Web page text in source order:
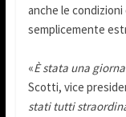
anche le
semplicemente
«È stata una
Scotti, vice
stati tutti